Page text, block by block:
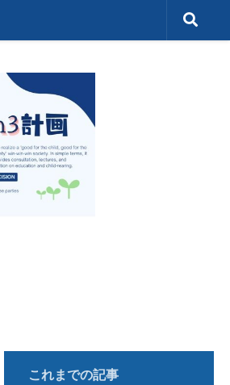
これまでの記事